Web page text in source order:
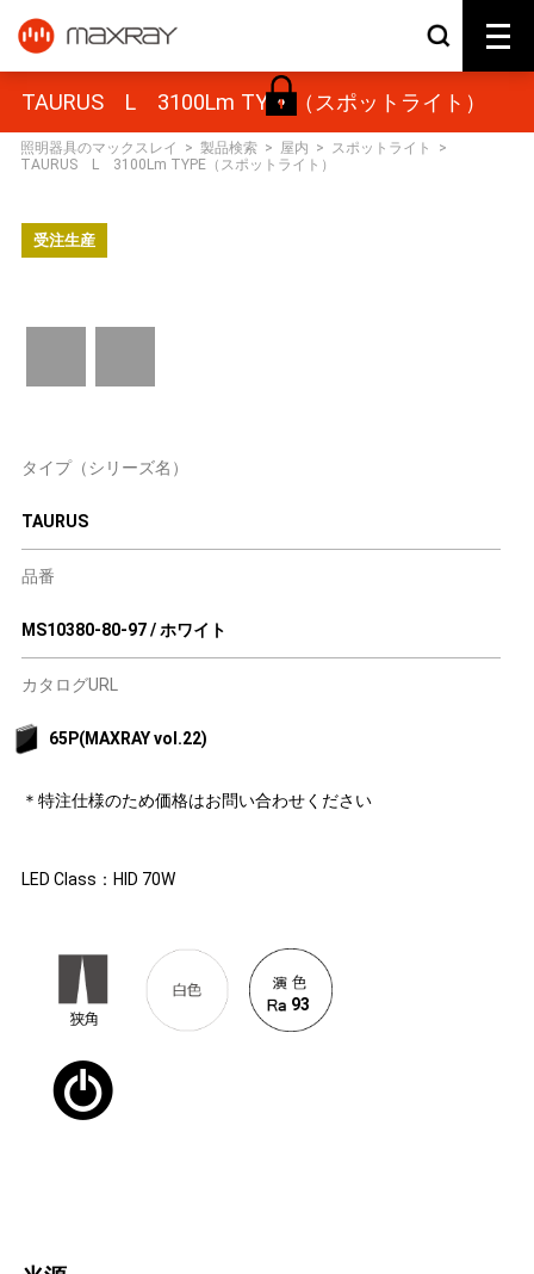
TAURUS L 3100Lm TYPE（スポットライト）
照明器具のマックスレイ > 製品検索 > 屋内 > スポットライト
>
TAURUS L 3100Lm TYPE（スポットライト）
受注生産
タイプ（シリーズ名）
TAURUS
品番
MS10380-80-97 / ホワイト
カタログURL
65P(MAXRAY vol.22)
＊特注仕様のため価格はお問い合わせください
LED Class：HID 70W
93